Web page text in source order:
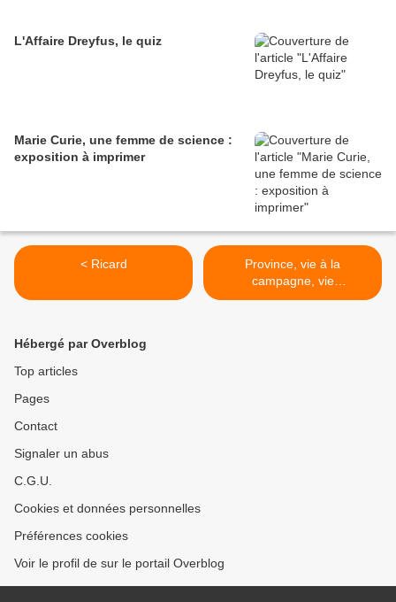
L'Affaire Dreyfus, le quiz
Marie Curie, une femme de science :
exposition à imprimer
< Ricard
Province, vie à la
campagne, vie
campagnarde, provinciale -
Hébergé par Overblog
Top articles
Pages
Contact
Signaler un abus
C.G.U.
Cookies et données personnelles
Préférences cookies
Voir le profil de sur le portail Overblog